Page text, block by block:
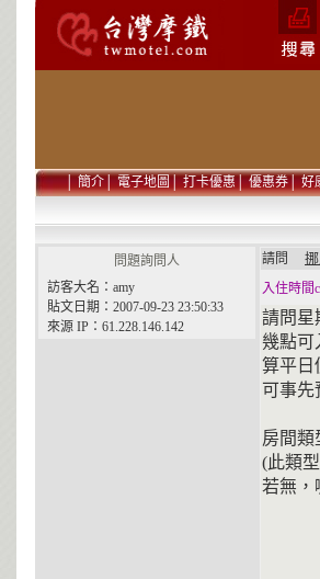
│簡介│電子地圖│打卡優惠│優惠券│好
問題詢問人
訪客大名：amy
貼文日期：2007-09-23 23:50:33
來源 IP：61.228.146.142
請問
入住時間
請問星
幾點可
算平日
可事先
房間類
(此類
若無，